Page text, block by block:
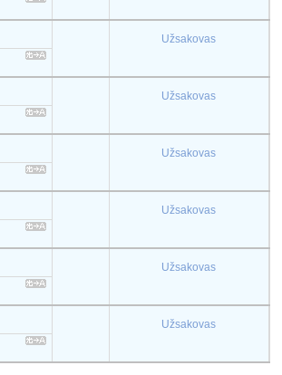
Užsakovas
Užsakovas
Užsakovas
Užsakovas
Užsakovas
Užsakovas